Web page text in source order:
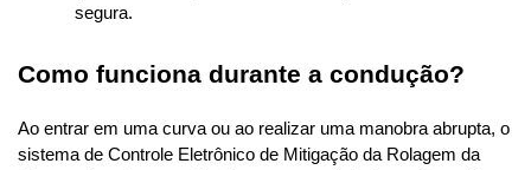
segura.
Como funciona durante a condução?
Ao entrar em uma curva ou ao realizar uma manobra abrupta, o
sistema de Controle Eletrônico de Mitigação da Rolagem da